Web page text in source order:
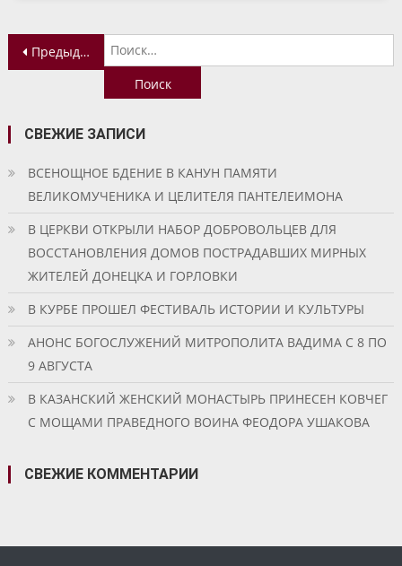
Навигация
записям
Предыдущие записи
СВЕЖИЕ ЗАПИСИ
ВСЕНОЩНОЕ БДЕНИЕ В КАНУН ПАМЯТИ
ВЕЛИКОМУЧЕНИКА И ЦЕЛИТЕЛЯ ПАНТЕЛЕИМОНА
В ЦЕРКВИ ОТКРЫЛИ НАБОР ДОБРОВОЛЬЦЕВ ДЛЯ
ВОССТАНОВЛЕНИЯ ДОМОВ ПОСТРАДАВШИХ МИРНЫХ
ЖИТЕЛЕЙ ДОНЕЦКА И ГОРЛОВКИ
В КУРБЕ ПРОШЕЛ ФЕСТИВАЛЬ ИСТОРИИ И КУЛЬТУРЫ
АНОНС БОГОСЛУЖЕНИЙ МИТРОПОЛИТА ВАДИМА С 8 ПО
9 АВГУСТА
В КАЗАНСКИЙ ЖЕНСКИЙ МОНАСТЫРЬ ПРИНЕСЕН КОВЧЕГ
С МОЩАМИ ПРАВЕДНОГО ВОИНА ФЕОДОРА УШАКОВА
СВЕЖИЕ КОММЕНТАРИИ